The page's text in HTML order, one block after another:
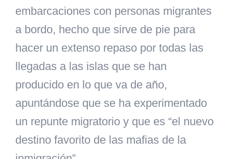
embarcaciones con personas migrantes
a bordo, hecho que sirve de pie para
hacer un extenso repaso por todas las
llegadas a las islas que se han
producido en lo que va de año,
apuntándose que se ha experimentado
un repunte migratorio y que es “el nuevo
destino favorito de las mafias de la